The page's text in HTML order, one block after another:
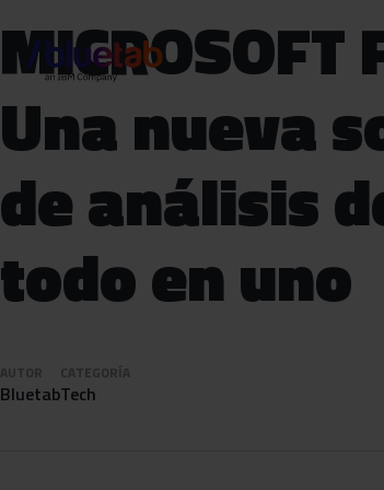
MICROSOFT
Una nueva
de análisis
todo en uno
AUTOR
Bluetab
CATEGORÍA
Tech